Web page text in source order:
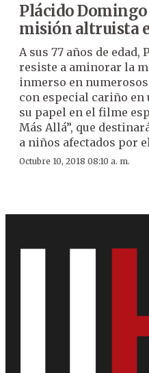
Plácido Domingo
misión altruista
A sus 77 años de edad,
resiste a aminorar la
inmerso en
con especial cariño en
su papel en el filme
Más Allá”, que
a niños afectados por
Octubre 10, 2018 08:10 a. m.